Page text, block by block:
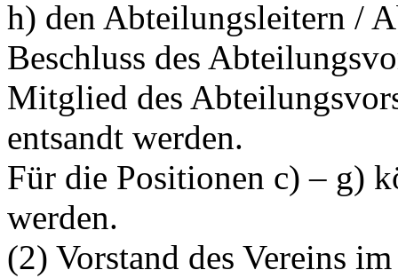
h) den Abteilungsleitern /
Beschluss des
Mitglied des
entsandt werden.
Für die Positionen c) – g)
werden.
(2) Vorstand des Vereins